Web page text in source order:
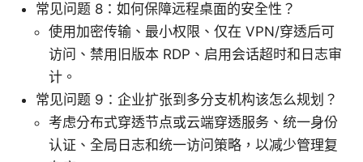
常见问题 8：如何保障远程桌面的安全性？
使用加密传输、最小权限、仅在 VPN/穿透后可
访问、禁用旧版本 RDP、启用会话超时和日志审
计。
常见问题 9：企业扩张到多分支机构该怎么规划？
考虑分布式穿透节点或云端穿透服务、统一身份
认证、全局日志和统一访问策略，以减少管理复